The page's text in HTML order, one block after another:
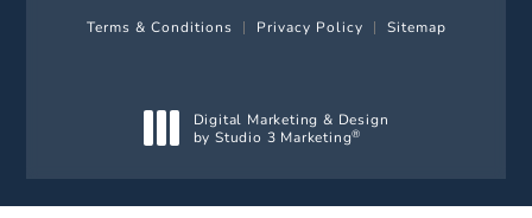
Terms & Conditions Privacy Policy Sitemap
Digital Marketing & Design
by Studio 3 Marketing®